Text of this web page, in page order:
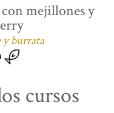
con mejillones y
y burrata
cursos